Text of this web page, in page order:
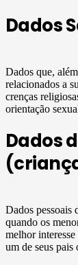
Dados
Dados que,
relacionados a
crenças
orientação
Dados
Dados pessoais
quando os
melhor
um de seus pais